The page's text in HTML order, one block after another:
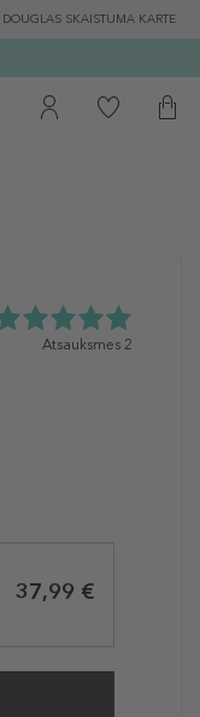
DOUGLAS SKAISTUMA KARTE
5.0
Atsauksmes 2
37,99 €